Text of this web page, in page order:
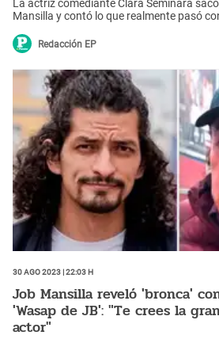
La actriz comediante Clara Seminara
Mansilla y contó lo que realmente pasó
Redacción EP
30 Ago 2023 | 22:03 h
Job Mansilla reveló 'bronca'
'Wasap de JB': "Te crees la
actor"